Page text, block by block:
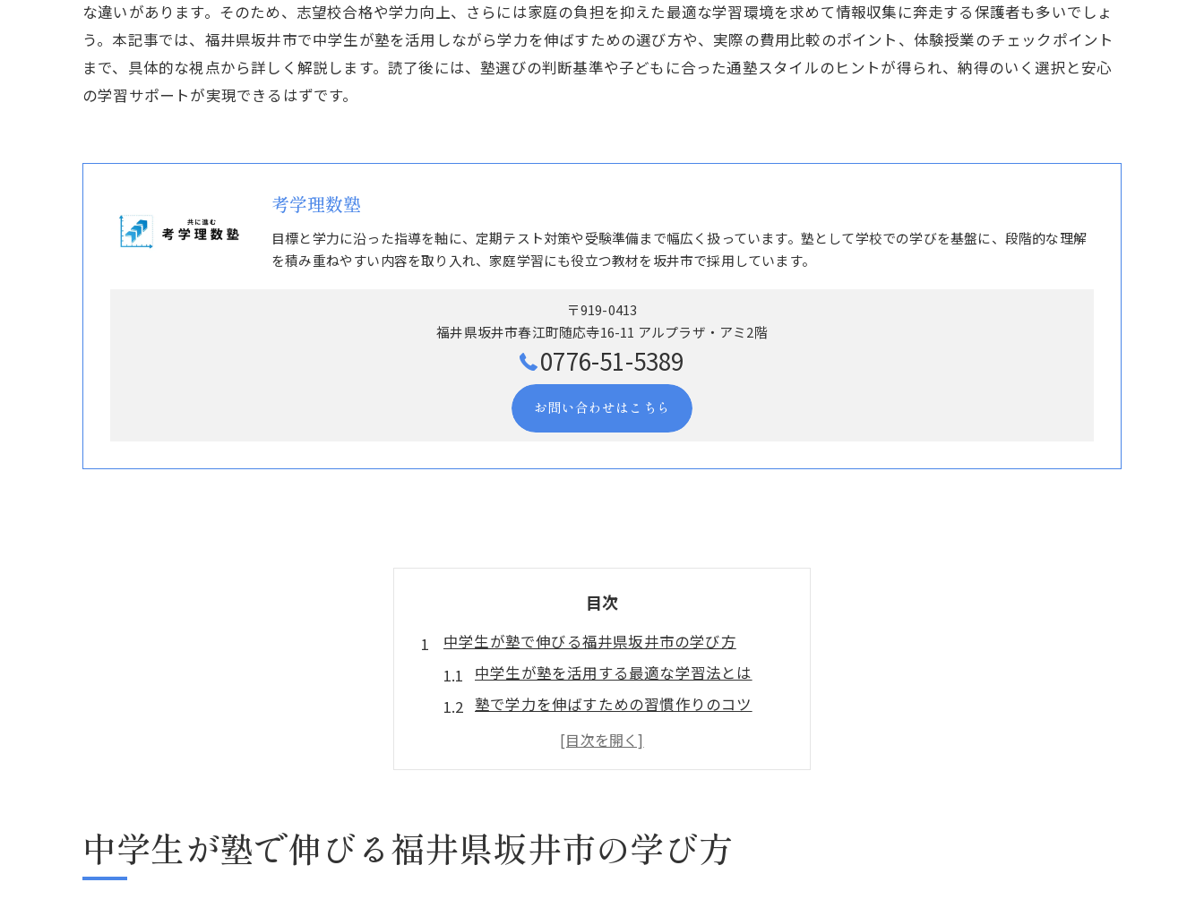
な違いがあります。そのため、志望校合格や学力向上、さらには家庭の負担を抑えた最適な学習環境を求めて情報収集に奔走する保護者も多いでしょ
う。本記事では、福井県坂井市で中学生が塾を活用しながら学力を伸ばすための選び方や、実際の費用比較のポイント、体験授業のチェックポイント
まで、具体的な視点から詳しく解説します。読了後には、塾選びの判断基準や子どもに合った通塾スタイルのヒントが得られ、納得のいく選択と安心
の学習サポートが実現できるはずです。
考学理数塾
目標と学力に沿った指導を軸に、定期テスト対策や受験準備まで幅広く扱っています。塾として学校での学びを基盤に、段階的な理解
を積み重ねやすい内容を取り入れ、家庭学習にも役立つ教材を坂井市で採用しています。
〒919-0413
福井県坂井市春江町随応寺16-11 アルプラザ・アミ2階
0776-51-5389
お問い合わせはこちら
目次
中学生が塾で伸びる福井県坂井市の学び方
中学生が塾を活用する最適な学習法とは
塾で学力を伸ばすための習慣作りのコツ
塾と家庭学習のバランスが成績向上の鍵
福井県坂井市で塾を選ぶ際の注目ポイント
塾選びを成功に導くポイントを徹底解説
中学生が塾を選ぶ際の大事なチェック項目
中学生が塾で伸びる福井県坂井市の学び方